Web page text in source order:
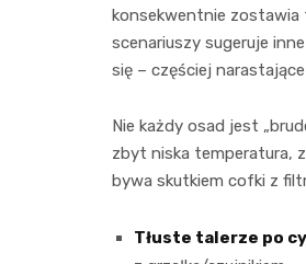
konsekwentnie
scenariuszy sugeruje
się – częściej
Nie każdy osad jest
zbyt niska temperatura,
bywa skutkiem cofki z
Tłuste talerze po